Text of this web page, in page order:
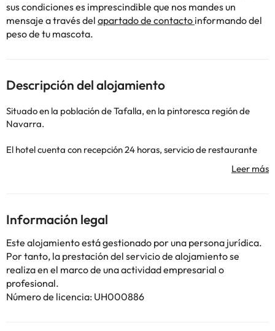
sus condiciones es imprescindible que nos mandes un
mensaje a través del apartado de contacto informando del
peso de tu mascota.
Descripción del alojamiento
Situado en la población de Tafalla, en la pintoresca región de
Navarra.
El hotel cuenta con recepción 24 horas, servicio de restaurante
donde podrás degustar los platos más típicos, parking interior
cafetería.
Si te gustaría alojarte con tu mascota, ¡consúltenos!
Las habitaciones cuentan caja fuerte gratuita, televisión,
conexión wifi, ventana y baño completo con ducha o bañera y
secador de pelo.
Información legal
Este alojamiento está gestionado por una persona jurídica.
Por tanto, la prestación del servicio de alojamiento se
realiza en el marco de una actividad empresarial o
profesional.
Número de licencia: UH000886